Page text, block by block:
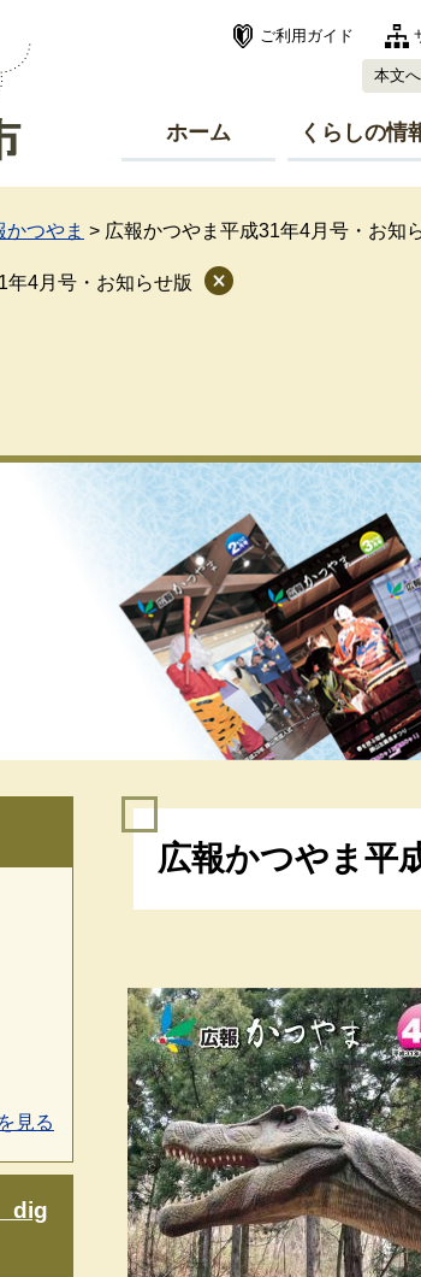
ご利用ガイド
本文へ
ホーム くらしの情
かつやま > 広報かつやま平成31年4月号・お知
年4月号・お知らせ版
見る
dig
広報かつやま平